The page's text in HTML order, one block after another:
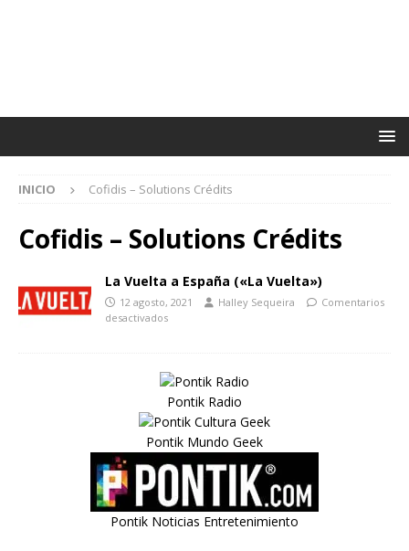
INICIO Cofidis – Solutions Crédits
Cofidis – Solutions Crédits
La Vuelta a España («La Vuelta»)
12 agosto, 2021 Halley Sequeira
Comentarios
desactivados
Pontik Radio
Pontik Mundo Geek
Pontik Noticias Entretenimiento